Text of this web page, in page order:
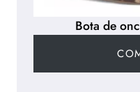
Bota de